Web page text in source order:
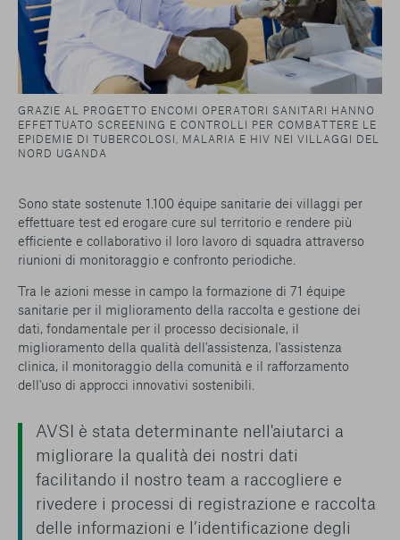
GRAZIE AL PROGETTO ENCOMI OPERATORI SANITARI HANNO
EFFETTUATO SCREENING E CONTROLLI PER COMBATTERE LE
EPIDEMIE DI TUBERCOLOSI, MALARIA E HIV NEI VILLAGGI DEL
NORD UGANDA
Sono state sostenute 1.100 équipe sanitarie dei villaggi per
effettuare test ed erogare cure sul territorio e rendere più
efficiente e collaborativo il loro lavoro di squadra attraverso
riunioni di monitoraggio e confronto periodiche.
Tra le azioni messe in campo la formazione di 71 équipe
sanitarie per il miglioramento della raccolta e gestione dei
dati, fondamentale per il processo decisionale, il
miglioramento della qualità dell'assistenza, l'assistenza
clinica, il monitoraggio della comunità e il rafforzamento
dell'uso di approcci innovativi sostenibili.
AVSI è stata determinante nell'aiutarci a
migliorare la qualità dei nostri dati
facilitando il nostro team a raccogliere e
rivedere i processi di registrazione e raccolta
delle informazioni e l’identificazione degli